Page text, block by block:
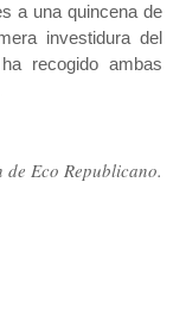
a una quincena de
investidura del
recogido ambas
Eco Republicano.